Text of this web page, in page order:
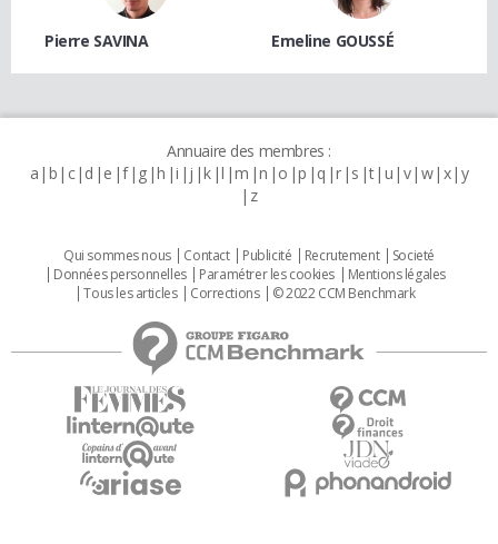
Pierre SAVINA Emeline GOUSSÉ
Annuaire des membres :
a b c d e f g h i j k l m n o p q r s t u v w x y
z
Qui sommes nous Contact Publicité Recrutement
Societé
Données personnelles
Paramétrer les cookies
Mentions légales
Tous les articles
Corrections © 2022 CCM Benchmark